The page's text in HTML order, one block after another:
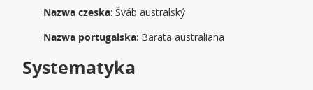
Nazwa czeska: Šváb australský
Nazwa portugalska: Barata australiana
Systematyka